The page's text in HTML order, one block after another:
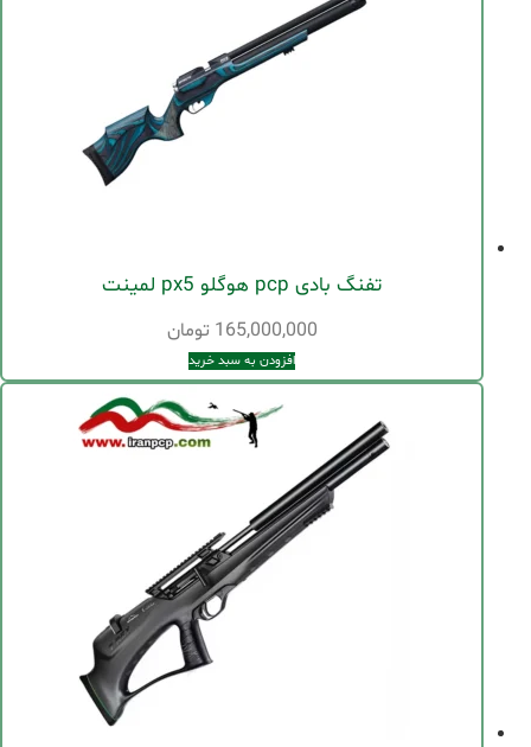
تفنگ بادی pcp هوگلو px5 لمینت
165,000,000 تومان
افزودن به سبد خرید